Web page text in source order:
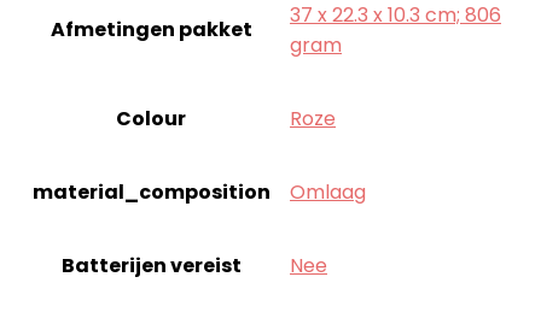
Afmetingen pakket
‎37 x 22.3 x 10.3 cm; 806
gram
Colour ‎Roze
material_composition ‎Omlaag
Batterijen vereist ‎Nee